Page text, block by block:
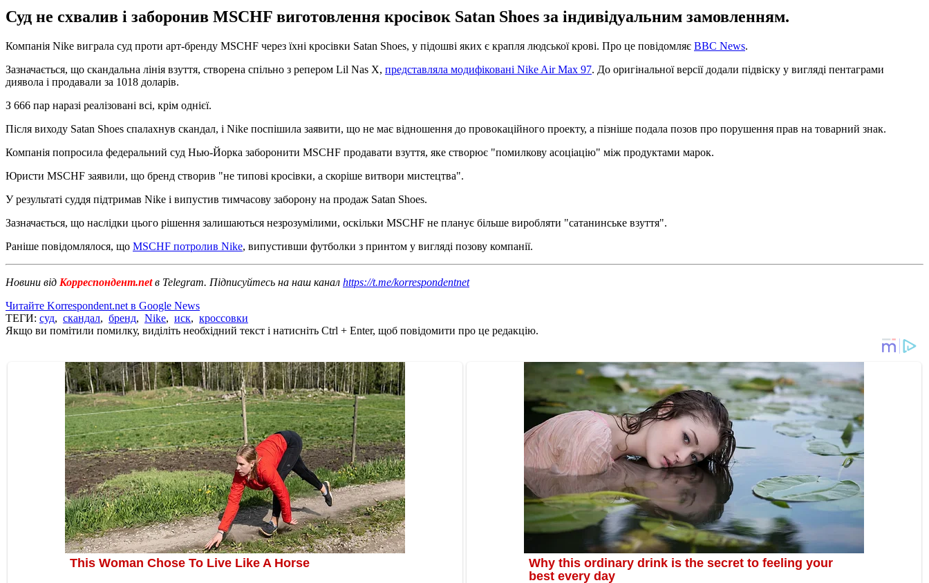
Суд не схвалив і заборонив MSCHF виготовлення кросівок Satan Shoes за індивідуальним замовленням.
Компанія Nike виграла суд проти арт-бренду MSCHF через їхні кросівки Satan Shoes, у підошві яких є крапля людської крові. Про це повідомляє ВВС News.
Зазначається, що скандальна лінія взуття, створена спільно з репером Lil Nas X, представляла модифіковані Nike Air Max 97. До оригінальної версії додали підвіску у вигляді пентаграми
диявола і продавали за 1018 доларів.
З 666 пар наразі реалізовані всі, крім однієї.
Після виходу Satan Shoes спалахнув скандал, і Nike поспішила заявити, що не має відношення до провокаційного проекту, а пізніше подала позов про порушення прав на товарний знак.
Компанія попросила федеральний суд Нью-Йорка заборонити MSCHF продавати взуття, яке створює "помилкову асоціацію" між продуктами марок.
Юристи MSCHF заявили, що бренд створив "не типові кросівки, а скоріше витвори мистецтва".
У результаті суддя підтримав Nike і випустив тимчасову заборону на продаж Satan Shoes.
Зазначається, що наслідки цього рішення залишаються незрозумілими, оскільки MSCHF не планує більше виробляти "сатанинське взуття".
Раніше повідомлялося, що MSCHF потролив Nike, випустивши футболки з принтом у вигляді позову компанії.
Новини від Корреспондент.netв Telegram. Підписуйтесь на наш канал https://t.me/korrespondentnet
Читайте Korrespondent.net в Google News
ТЕГИ: суд, скандал, бренд, Nike, иск, кроссовки
Якщо ви помітили помилку, виділіть необхідний текст і натисніть Ctrl + Enter, щоб повідомити про це редакцію.